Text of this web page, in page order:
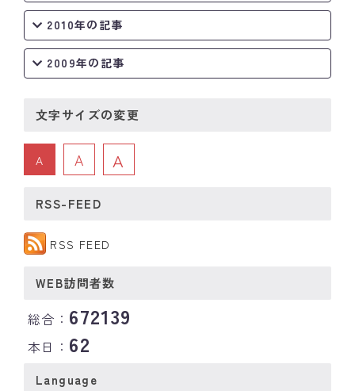
2010年の記事
2009年の記事
文字サイズの変更
A A A
RSS-FEED
RSS FEED
WEB訪問者数
総合： 672139
本日： 62
Language